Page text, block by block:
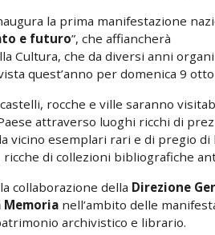
la prima manifestazione
e futuro”, che affiancherà
Cultura, che da diversi anni
quest’anno per domenica 9
rocche e ville saranno
attraverso luoghi ricchi di
vicino esemplari rari e di pregio di
di collezioni bibliografiche
collaborazione della Direzione
Memoria nell’ambito delle
archivistico e librario.